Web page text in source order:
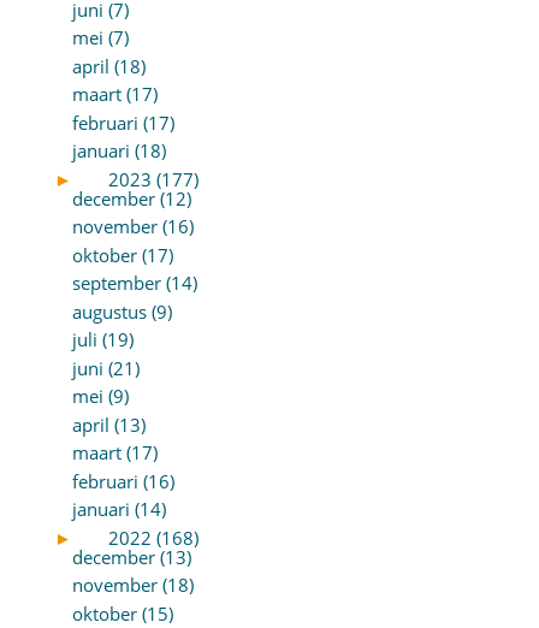
juni (7)
mei (7)
april (18)
maart (17)
februari (17)
januari (18)
►
2023 (177)
december (12)
november (16)
oktober (17)
september (14)
augustus (9)
juli (19)
juni (21)
mei (9)
april (13)
maart (17)
februari (16)
januari (14)
►
2022 (168)
december (13)
november (18)
oktober (15)